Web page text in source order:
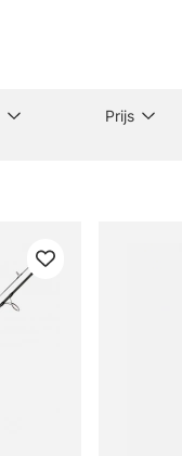
Prijs